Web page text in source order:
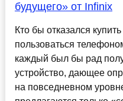
будущего» от Infinix
Кто бы отказался
пользоваться
каждый был бы рад
устройство, дающее
на повседневном